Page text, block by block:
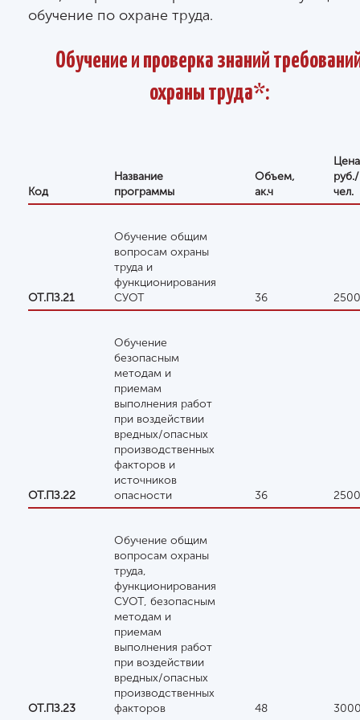
обучение по охране труда.
Обучение и проверка знаний
охраны труда*:
Код
Название
программы
Объем,
ак.ч
руб./
чел.
ОТ.ПЗ.21
Обучение общим
вопросам охраны
труда и
функционирования
СУОТ
36 2500
ОТ.ПЗ.22
Обучение
безопасным
методам и
приемам
выполнения работ
при воздействии
вредных/опасных
производственных
факторов и
источников
опасности
36 2500
ОТ.ПЗ.23
Обучение общим
вопросам охраны
труда,
функционирования
СУОТ, безопасным
методам и
приемам
выполнения работ
при воздействии
вредных/опасных
производственных
факторов
48